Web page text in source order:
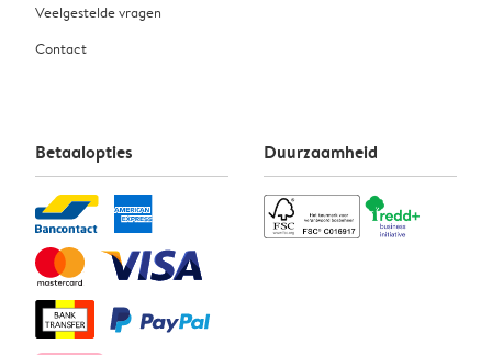
Veelgestelde vragen
Contact
Betaalopties Duurzaamheid